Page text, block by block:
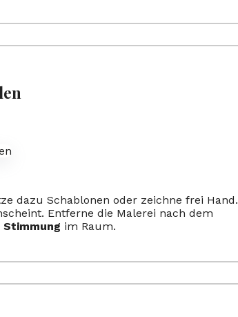
dazu Schablonen oder zeichne frei Hand.
Entferne die Malerei nach dem
im Raum.